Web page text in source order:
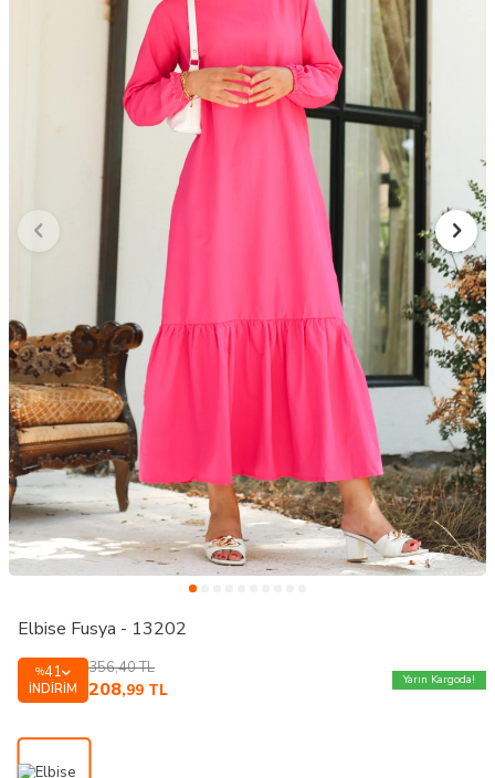
Elbise Fusya - 13202
%41
İNDIRIM
356,40TL
208,99 TL
Yarın Kargoda!